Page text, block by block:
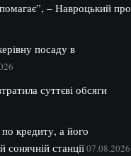
– Навроцький про
посаду в
суттєві обсяги
кредиту, а його
сонячній станції07.08.2026